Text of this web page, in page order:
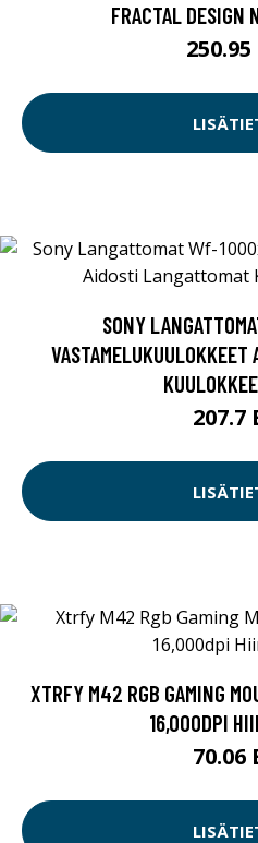
FRACTAL DESIGN
250.95
SONY
VASTAMELUKUULOKKEET
207.7
XTRFY M42 RGB GAMING
16,000DPI
70.06